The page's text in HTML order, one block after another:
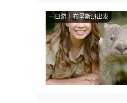
一日游 布里斯班出发